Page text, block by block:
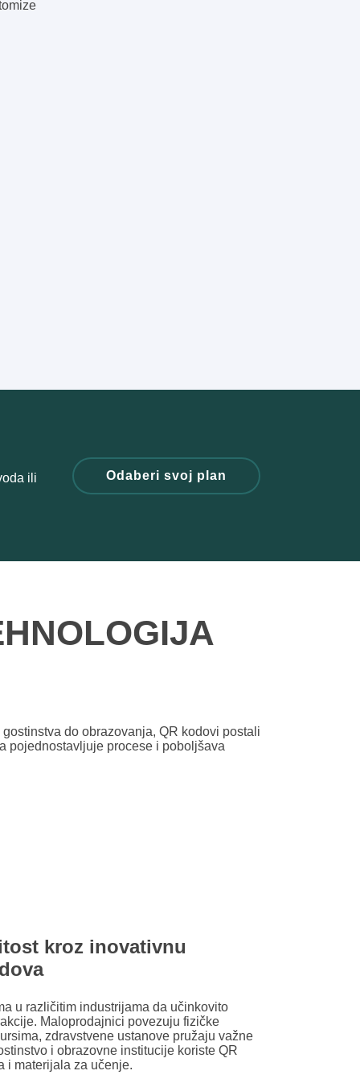
ili Odaberi svoj plan
do obrazovanja, QR kodovi postali
pojednostavljuje procese i poboljšava
kroz inovativnu
u različitim industrijama da učinkovito
Maloprodajnici povezuju fizičke
zdravstvene ustanove pružaju važne
i obrazovne institucije koriste QR
i materijala za učenje.